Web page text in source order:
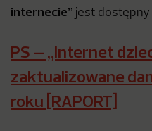
internecie” jest dostępny
PS – „Internet
zaktualizowane
roku [RAPORT]